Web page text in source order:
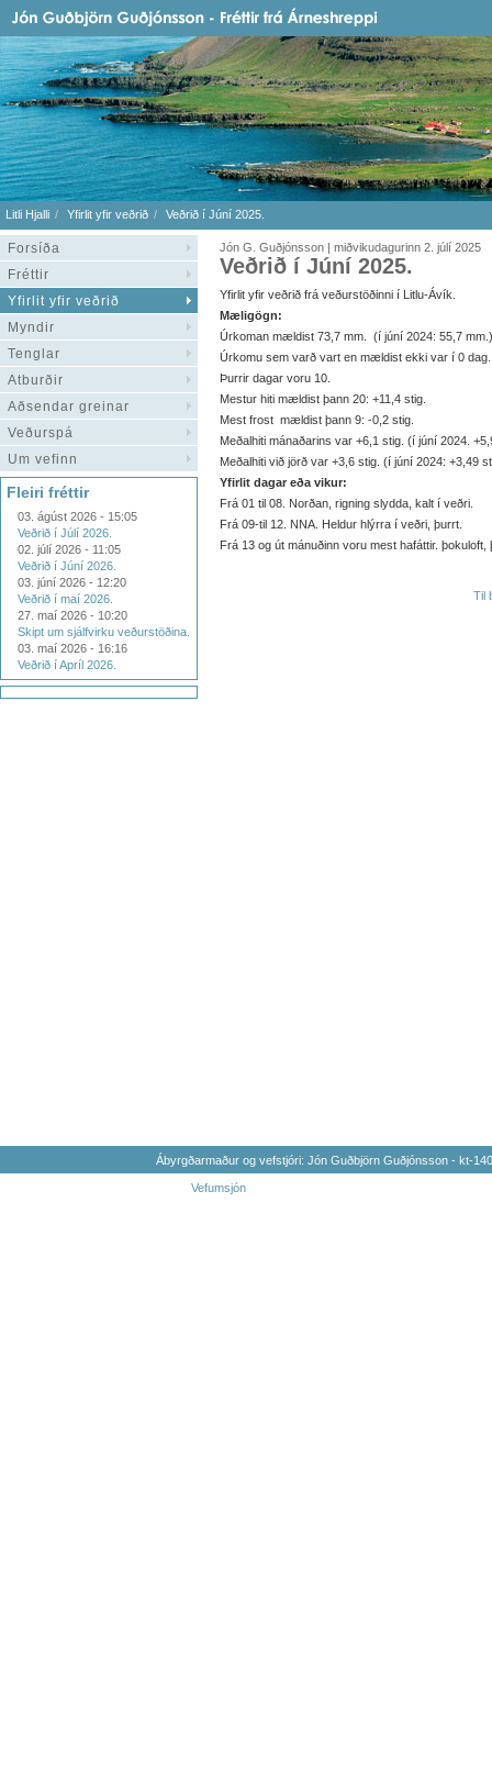
Litli Hjalli Yfirlit yfir veðrið Veðrið í Júní 2025.
Forsíða
Fréttir
Yfirlit yfir veðrið
Myndir
Tenglar
Atburðir
Aðsendar greinar
Veðurspá
Um vefinn
Fleiri fréttir
03. ágúst 2026 - 15:05
Veðrið í Júlí 2026.
02. júlí 2026 - 11:05
Veðrið í Júní 2026.
03. júní 2026 - 12:20
Veðrið í maí 2026.
27. maí 2026 - 10:20
Skipt um sjálfvirku veðurstöðina.
03. maí 2026 - 16:16
Veðrið í Apríl 2026.
Jón G. Guðjónsson | miðvikudagurinn 2. júlí 2025
Veðrið í Júní 2025.
Yfirlit yfir veðrið frá veðurstöðinni í Litlu-Ávík.
Mæligögn:
Úrkoman mældist 73,7 mm. (í júní 2024: 55,7 mm.)
Úrkomu sem varð vart en mældist ekki var í 0 dag.
Þurrir dagar voru 10.
Mestur hiti mældist þann 20: +11,4 stig.
Mest frost mældist þann 9: -0,2 stig.
Meðalhiti mánaðarins var +6,1 stig. (í júní 2024.
Meðalhiti við jörð var +3,6 stig. (í júní 2024: +3,49
Yfirlit dagar eða vikur:
Frá 01 til 08. Norðan, rigning slydda, kalt í veðri.
Frá 09-til 12. NNA. Heldur hlýrra í veðri, þurrt.
Frá 13 og út mánuðinn voru mest hafáttir.
Til
Ábyrgðarmaður og vefstjóri: Jón Guðbjörn Guðjónsson - kt-
Vefumsjón